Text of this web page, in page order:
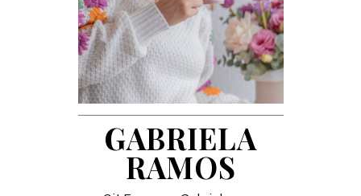
GABRIELA
RAMOS